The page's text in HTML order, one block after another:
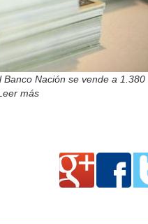
Nación se vende a 1.380
más